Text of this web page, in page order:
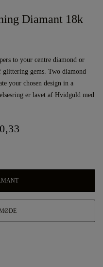
Diamant 18k
to your centre diamond or
glittering gems. Two diamond
your chosen design in a
er lavet af Hvidguld med